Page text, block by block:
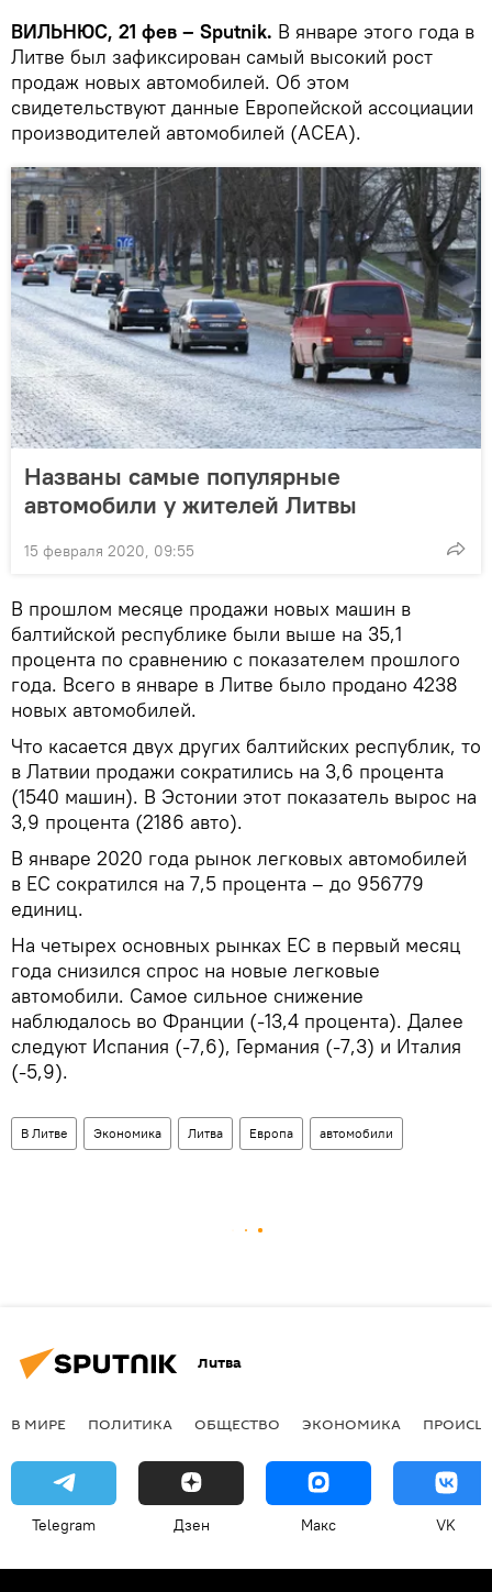
ВИЛЬНЮС, 21 фев – Sputnik. В январе этого года в
Литве был зафиксирован самый высокий рост
продаж новых автомобилей. Об этом
свидетельствуют данные Европейской ассоциации
производителей автомобилей (ACEA).
Названы самые популярные
автомобили у жителей Литвы
15 февраля 2020, 09:55
В прошлом месяце продажи новых машин в
балтийской республике были выше на 35,1
процента по сравнению с показателем прошлого
года. Всего в январе в Литве было продано 4238
новых автомобилей.
Что касается двух других балтийских республик, то
в Латвии продажи сократились на 3,6 процента
(1540 машин). В Эстонии этот показатель вырос на
3,9 процента (2186 авто).
В январе 2020 года рынок легковых автомобилей
в ЕС сократился на 7,5 процента – до 956779
единиц.
На четырех основных рынках ЕС в первый месяц
года снизился спрос на новые легковые
автомобили. Самое сильное снижение
наблюдалось во Франции (-13,4 процента). Далее
следуют Испания (-7,6), Германия (-7,3) и Италия
(-5,9).
В Литве Экономика Литва Европа автомобили
Литва
В МИРЕ ПОЛИТИКА ОБЩЕСТВО ЭКОНОМИКА
Telegram Дзен Макс VK